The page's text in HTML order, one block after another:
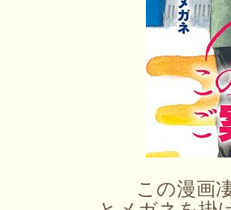
この漫画凄